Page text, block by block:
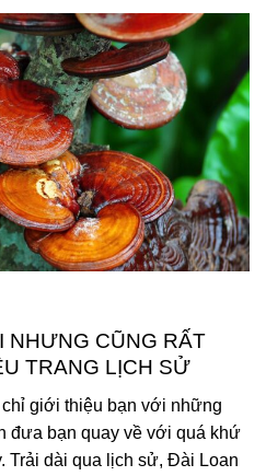
NHƯNG CŨNG RẤT
TRANG LỊCH SỬ
giới thiệu bạn với những
đưa bạn quay về với quá khứ
Trải dài qua lịch sử, Đài Loan